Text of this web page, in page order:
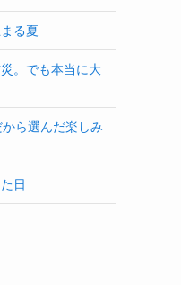
る夏
。でも本当に大
ら選んだ楽しみ
日